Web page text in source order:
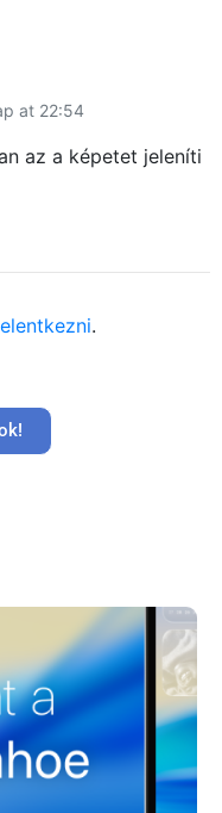
at 22:54
az a képetet jeleníti
.